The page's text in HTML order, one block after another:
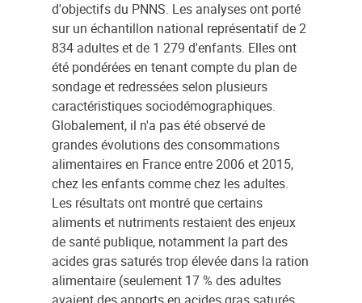
d'objectifs du PNNS. Les analyses ont porté
sur un échantillon national représentatif de 2
834 adultes et de 1 279 d'enfants. Elles ont
été pondérées en tenant compte du plan de
sondage et redressées selon plusieurs
caractéristiques sociodémographiques.
Globalement, il n'a pas été observé de
grandes évolutions des consommations
alimentaires en France entre 2006 et 2015,
chez les enfants comme chez les adultes.
Les résultats ont montré que certains
aliments et nutriments restaient des enjeux
de santé publique, notamment la part des
acides gras saturés trop élevée dans la ration
alimentaire (seulement 17 % des adultes